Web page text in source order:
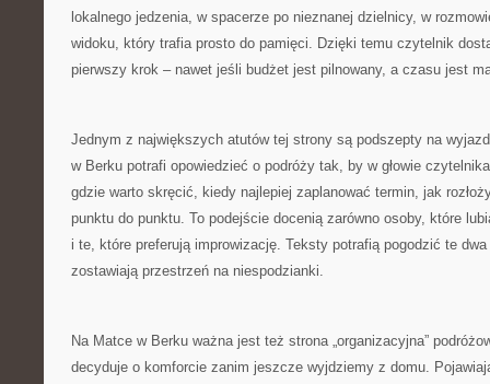
lokalnego jedzenia, w spacerze po nieznanej dzielnicy, w
widoku, który trafia prosto do pamięci. Dzięki temu czytelnik
pierwszy krok – nawet jeśli budżet jest pilnowany, a czasu jest
Jednym z największych atutów tej strony są podszepty na
w Berku potrafi opowiedzieć o podróży tak, by w głowie
gdzie warto skręcić, kiedy najlepiej zaplanować termin, jak
punktu do punktu. To podejście docenią zarówno osoby, które
i te, które preferują improwizację. Teksty potrafią pogodzić te
zostawiają przestrzeń na niespodzianki.
Na Matce w Berku ważna jest też strona „organizacyjna”
decyduje o komforcie zanim jeszcze wyjdziemy z domu.